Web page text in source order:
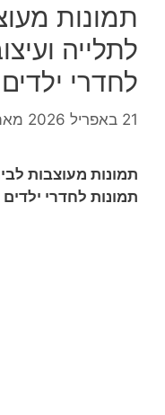
תמונות
לתלייה
לחדרי ילדים
21 באפריל 2026
תמונות מעוצבות
תמונות לחדרי ילדים